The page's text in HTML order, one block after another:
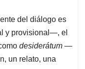
del diálogo es
y provisional—, el
desiderátum —
un relato, una